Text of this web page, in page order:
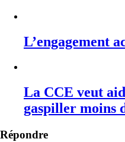
L’engagement
La CCE veut
gaspiller moins
Répondre